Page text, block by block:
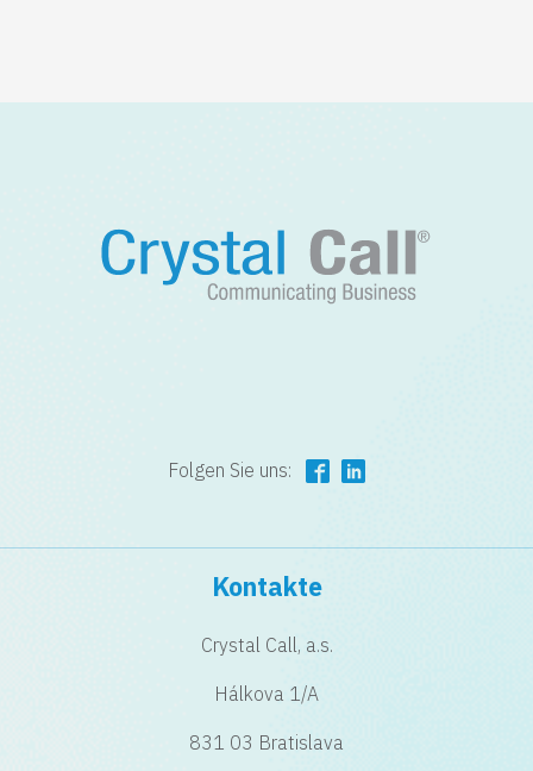
Folgen Sie uns:
Kontakte
Crystal Call, a.s.
Hálkova 1/A
831 03 Bratislava